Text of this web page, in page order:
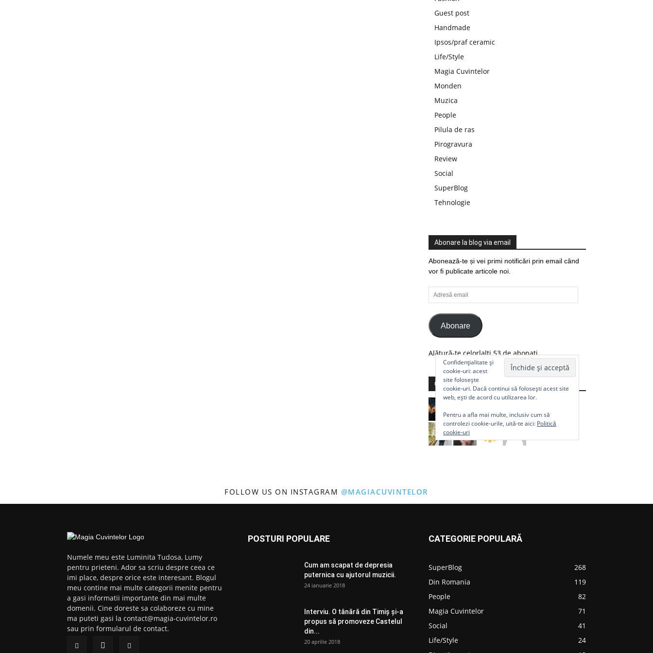
Guest post
Handmade
Ipsos/praf ceramic
Life/Style
Magia Cuvintelor
Monden
Muzica
People
Pilula de ras
Pirogravura
Review
Social
SuperBlog
Tehnologie
Abonare la blog via email
Abonează-te și vei primi notificări prin email când
vor fi publicate articole noi.
Adresă
email
Abonare
Alătură-te celorlalți 53 de abonați.
Comunitate
Confidențialitate și
cookie-uri: acest
site folosește
cookie-uri. Dacă continui să folosești acest site
web, ești de acord cu utilizarea lor.
Pentru a afla mai multe, inclusiv cum să
controlezi cookie-urile, uită-te aici: Politică
cookie-uri
FOLLOW US ON INSTAGRAM @MAGIACUVINTELOR
Numele meu este Luminita Tudosa, Lumy
pentru prieteni. Ador sa scriu despre ceea ce
imi place, despre orice este interesant. Blogul
meu contine mai multe categorii menite pentru
a gasi informatii importante din mai multe
domenii. Cine doreste sa colaboreze cu mine
ma puteti gasi la contact@magia-cuvintelor.ro
sau prin formularul de contact.
POSTURI POPULARE
Cum am scapat de depresia
puternica cu ajutorul muzicii.
24 ianuarie 2018
Interviu. O tânără din Timiș și-a
propus să promoveze Castelul
din...
20 aprilie 2018
CATEGORIE POPULARĂ
SuperBlog
268
Din Romania
119
People
82
Magia Cuvintelor
71
Social
41
Life/Style
24